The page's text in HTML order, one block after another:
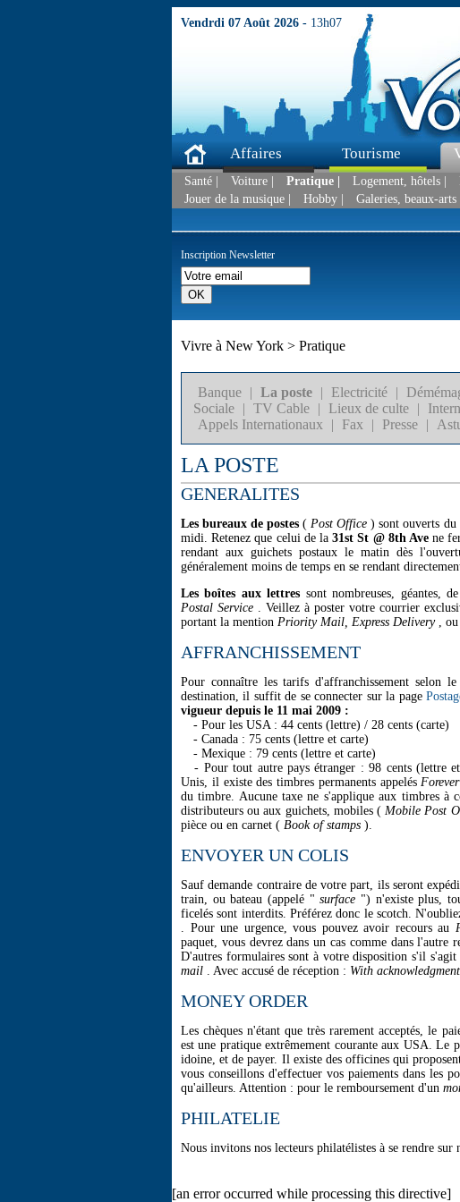
Vendrdi 07 Août 2026 - 13h07
Affaires Tourisme
Santé | Voiture | Pratique | Logement, hôtels |
Jouer de la musique |
Hobby | Galeries, beaux-arts |
Inscription Newsletter
Vivre à New York > Pratique
Banque | La poste | Electricité |
Sociale
| TV Cable | Lieux de culte |
Appels Internationaux
| Fax | Presse |
LA POSTE
GENERALITES
Les bureaux de postes(Post Office ) sont ouverts
midi. Retenez que celui de la31st St @ 8th Avene
rendant aux guichets postaux le matin dès
généralement moins de temps en se rendant
Les boîtes aux lettres sont nombreuses, géantes,
Postal Service . Veillez à poster votre courrier
portant la mention Priority Mail, Express Delivery, ou
AFFRANCHISSEMENT
Pour connaître les tarifs d'affranchissement selon
destination, il suffit de se connecter sur la page
vigueur depuis le 11 mai 2009 :
- Pour les USA : 44 cents (lettre) / 28 cents (carte)
- Canada : 75 cents (lettre et carte)
- Mexique : 79 cents (lettre et carte)
- Pour tout autre pays étranger : 98 cents (lettre
Unis, il existe des timbres permanents appelés
du timbre. Aucune taxe ne s'applique aux timbres à
distributeurs ou aux guichets, mobiles (Mobile Post
pièce ou en carnet ( Book of stamps ).
ENVOYER UN COLIS
Sauf demande contraire de votre part, ils seront
train, ou bateau (appelé "surface ") n'existe plus,
ficelés sont interdits. Préférez donc le scotch.
. Pour une urgence, vous pouvez avoir recours au
paquet, vous devrez dans un cas comme dans
D'autres formulaires sont à votre disposition s'il
mail . Avec accusé de réception : With
MONEY ORDER
Les chèques n'étant que très rarement acceptés, le
est une pratique extrêmement courante aux USA.
idoine, et de payer. Il existe des officines qui
vous conseillons d'effectuer vos paiements dans les
qu'ailleurs. Attention : pour le remboursement d'un
PHILATELIE
Nous invitons nos lecteurs philatélistes à se rendre sur
[an error occurred while processing this directive]